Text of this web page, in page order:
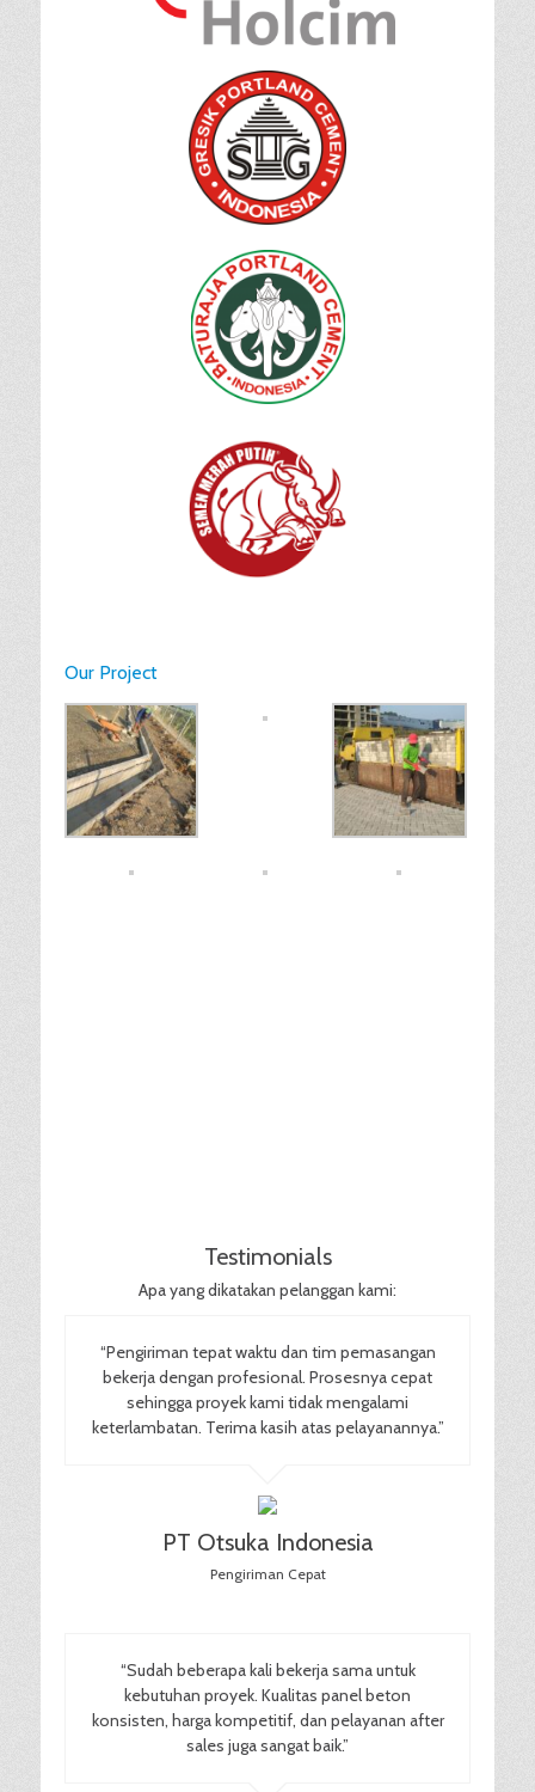
Our Project
Testimonials
Apa yang dikatakan pelanggan kami:
“Pengiriman tepat waktu dan tim pemasangan
bekerja dengan profesional. Prosesnya cepat
sehingga proyek kami tidak mengalami
keterlambatan. Terima kasih atas pelayanannya.”
PT Otsuka Indonesia
Pengiriman Cepat
“Sudah beberapa kali bekerja sama untuk
kebutuhan proyek. Kualitas panel beton
konsisten, harga kompetitif, dan pelayanan after
sales juga sangat baik.”